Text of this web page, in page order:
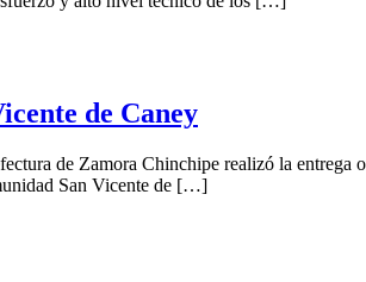
de Caney
de Zamora Chinchipe realizó la entrega
San Vicente de […]